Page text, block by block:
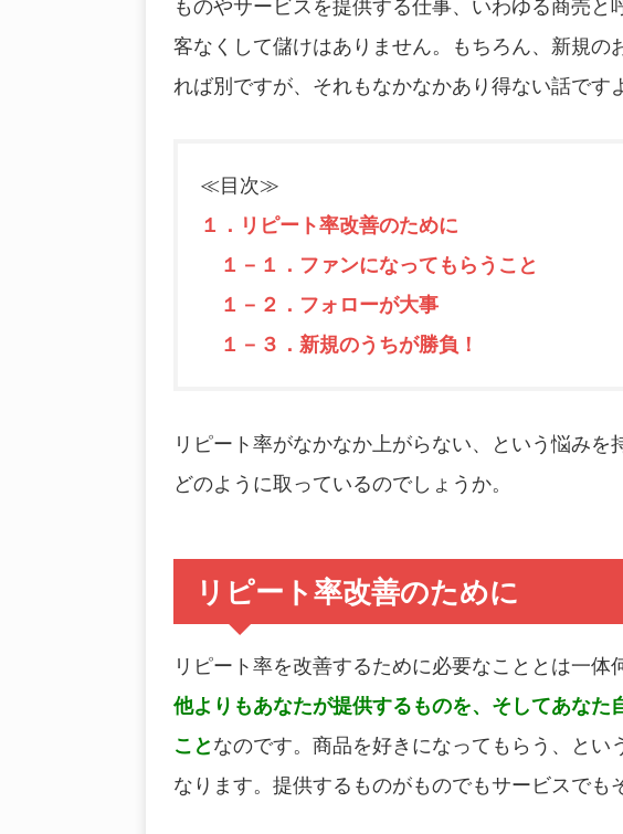
ものやサービスを提供する仕事、いわゆる商売と
客なくして儲けはありません。もちろん、新規の
れば別ですが、それもなかなかあり得ない話です
≪目次≫
１．リピート率改善のために
１－１．ファンになってもらうこと
１－２．フォローが大事
１－３．新規のうちが勝負！
リピート率がなかなか上がらない、という悩みを
どのように取っているのでしょうか。
リピート率改善のために
リピート率を改善するために必要なこととは一体
他よりもあなたが提供するものを、そしてあなた
こと なのです。商品を好きになってもらう、とい
なります。提供するものがものでもサービスでも